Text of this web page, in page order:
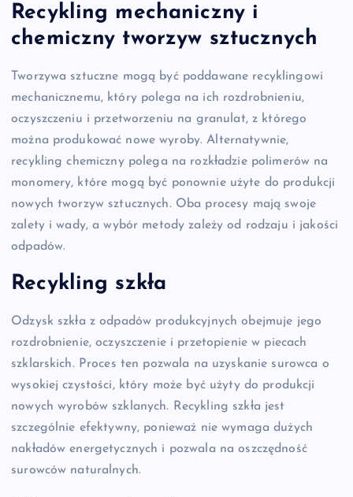
Recykling mechaniczny i
chemiczny tworzyw sztucznych
Tworzywa sztuczne mogą być poddawane recyklingowi
mechanicznemu, który polega na ich rozdrobnieniu,
oczyszczeniu i przetworzeniu na granulat, z którego
można produkować nowe wyroby. Alternatywnie,
recykling chemiczny polega na rozkładzie polimerów na
monomery, które mogą być ponownie użyte do produkcji
nowych tworzyw sztucznych. Oba procesy mają swoje
zalety i wady, a wybór metody zależy od rodzaju i jakości
odpadów.
Recykling szkła
Odzysk szkła z odpadów produkcyjnych obejmuje jego
rozdrobnienie, oczyszczenie i przetopienie w piecach
szklarskich. Proces ten pozwala na uzyskanie surowca o
wysokiej czystości, który może być użyty do produkcji
nowych wyrobów szklanych. Recykling szkła jest
szczególnie efektywny, ponieważ nie wymaga dużych
nakładów energetycznych i pozwala na oszczędność
surowców naturalnych.